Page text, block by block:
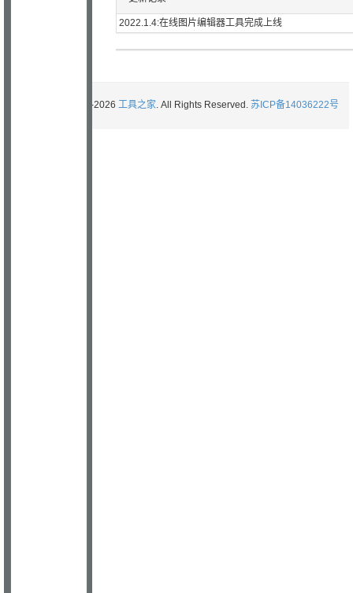
2022.1.4:在线图片编辑器工具完成上线
Copyright © 2006-2026 工具之家. All Rights Reserved. 苏ICP备14036222号